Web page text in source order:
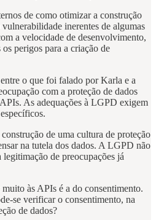
de como otimizar a construção
inerentes de algumas
a velocidade de desenvolvimento,
perigos para a criação de
o que foi falado por Karla e a
com a proteção de dados
As adequações à LGPD exigem
de uma cultura de proteção
na tutela dos dados. A LGPD não
de preocupações já
às APIs é a do consentimento.
se verificar o consentimento, na
de dados?